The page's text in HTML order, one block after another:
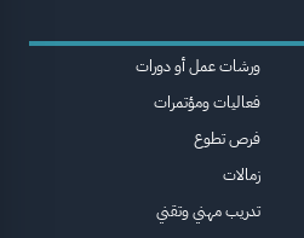
ورشات عمل أو دورات
فعاليات ومؤتمرات
فرص تطوع
زمالات
تدريب مهني وتقني